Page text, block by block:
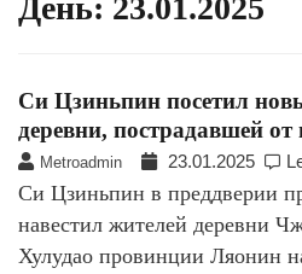
День: 23.01.2025
Си Цзиньпин посетил
деревни, пострадавшей от
Metroadmin 23.01.2025
Си Цзиньпин в преддверии
навестил жителей деревни
Хулудао провинции Ляонин